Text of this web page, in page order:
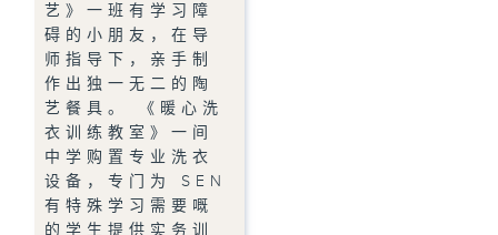
艺》一班有学习障
碍的小朋友，在导
师指导下，亲手制
作出独一无二的陶
艺餐具。 《暖心洗
衣训练教室》一间
中学购置专业洗衣
设备，专门为 SEN
有特殊学习需要嘅
的学生提供实务训